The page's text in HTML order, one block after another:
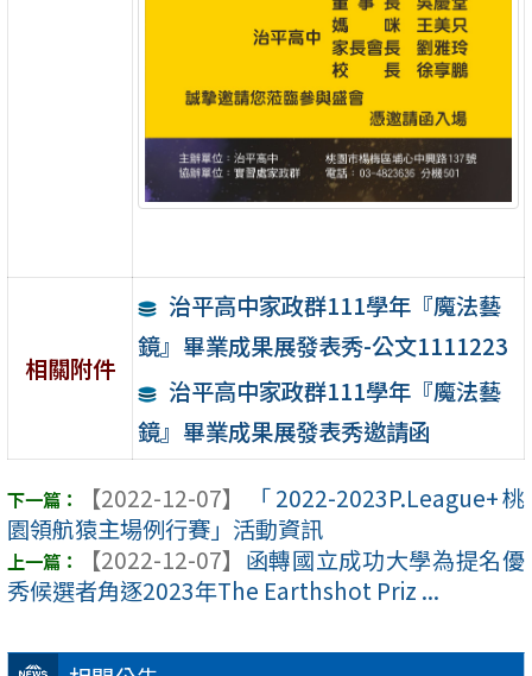
相關附件
治平高中家政群111學年『魔法藝
鏡』畢業成果展發表秀-公文1111223
治平高中家政群111學年『魔法藝
鏡』畢業成果展發表秀邀請函
【2022-12-07】
「2022-2023P.League+桃
園領航猿主場例行賽」活動資訊
【2022-12-07】 函轉國立成功大學為提名優
秀候選者角逐2023年The Earthshot Priz ...